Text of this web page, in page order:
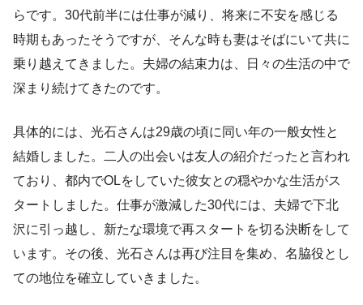
らです。30代前半には仕事が減り、将来に不安を感じる
時期もあったそうですが、そんな時も妻はそばにいて共に
乗り越えてきました。夫婦の結束力は、日々の生活の中で
深まり続けてきたのです。
具体的には、光石さんは29歳の頃に同い年の一般女性と
結婚しました。二人の出会いは友人の紹介だったと言われ
ており、都内でOLをしていた彼女との穏やかな生活がス
タートしました。仕事が激減した30代には、夫婦で下北
沢に引っ越し、新たな環境で再スタートを切る決断をして
います。その後、光石さんは再び注目を集め、名脇役とし
ての地位を確立していきました。